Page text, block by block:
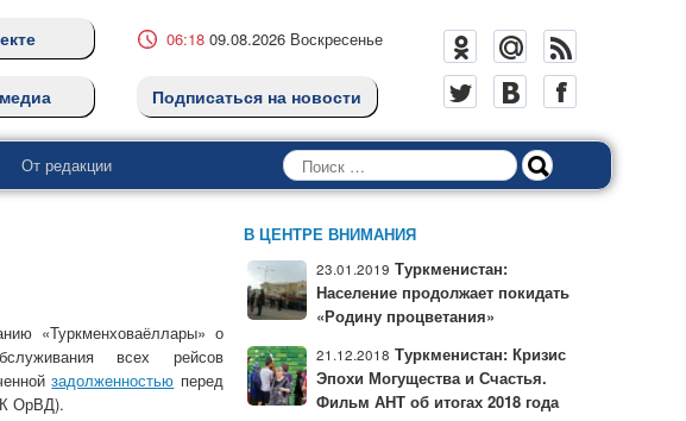
06:18 09.08.2026 Воскресенье
Подписаться на новости
От редакции Поиск
«Туркменховаёллары» о
всех рейсов
задолженностью перед
ОрВД).
В ЦЕНТРЕ ВНИМАНИЯ
23.01.2019 Туркменистан:
Население продолжает покидать
«Родину процветания»
21.12.2018 Туркменистан: Кризис
Эпохи Могущества и Счастья.
Фильм АНТ об итогах 2018 года